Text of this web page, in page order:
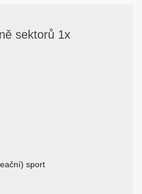
sektorů 1x
sport